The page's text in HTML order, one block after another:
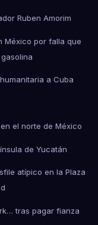
Ruben Amorim
México por falla que
a Cuba
el norte de México
de Yucatán
atípico en la Plaza
tras pagar fianza